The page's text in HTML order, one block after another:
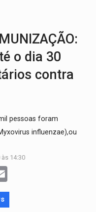
do Banco do Brasil por financiar
o dia 30
contra
pessoas foram
influenzae),ou
14:30